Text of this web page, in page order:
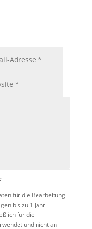
für die Bearbeitung
bis zu 1 Jahr
für die
und nicht an